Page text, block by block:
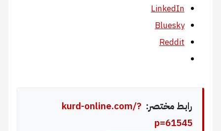
LinkedIn
Bluesky
Reddit
رابط مختصر: kurd-online.com/?
p=61545